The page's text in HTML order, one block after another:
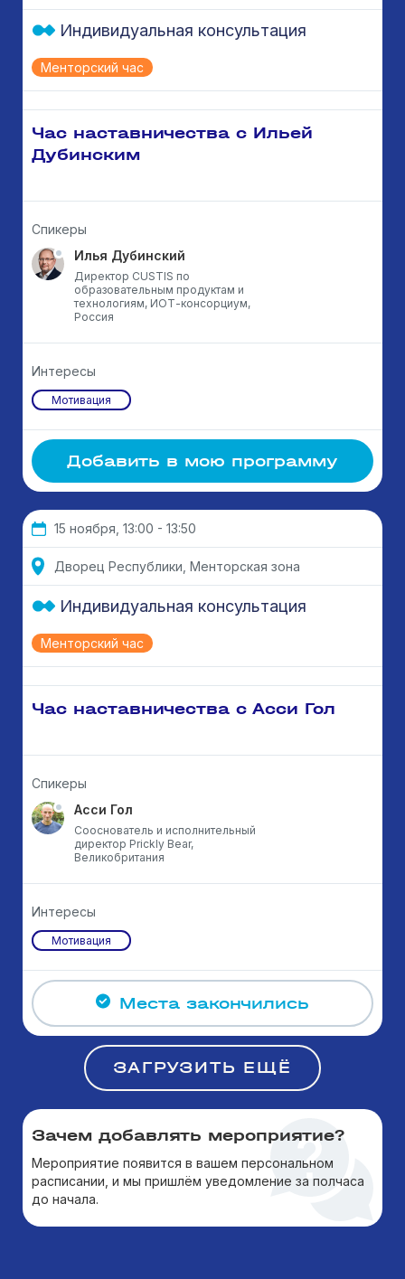
Менторский час
Индивидуальная консультация
Час наставничества с Ильей
Дубинским
Спикеры
Илья Дубинский
Директор CUSTIS по
образовательным продуктам и
технологиям, ИОТ-консорциум,
Россия
Интересы
Мотивация
Добавить в мою программу
15 ноября, 13:00 - 13:50
Дворец Республики, Менторская зона
Менторский час
Индивидуальная консультация
Час наставничества с Асси Гол
Спикеры
Асси Гол
Сооснователь и исполнительный
директор Prickly Bear,
Великобритания
Интересы
Мотивация
Места закончились
ЗАГРУЗИТЬ ЕЩЁ
Зачем добавлять мероприятие?
Мероприятие появится в вашем персональном
расписании, и мы пришлём уведомление за полчаса
до начала.